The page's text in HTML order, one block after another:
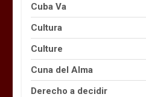
Cuba Va
Cultura
Culture
Cuna del Alma
Derecho a decidir